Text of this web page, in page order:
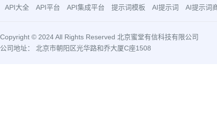
API大全 API平台 API集成平台 提示词模板 AI提示词 AI提示词
Copyright © 2024 All Rights Reserved 北京蜜堂有信科技有限公司
公司地址： 北京市朝阳区光华路和乔大厦C座1508